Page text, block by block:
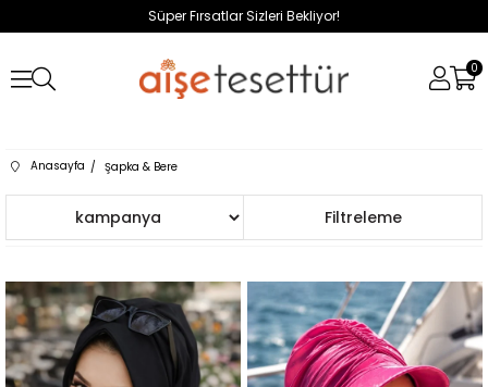
Süper Fırsatlar Sizleri Bekliyor!
0
Anasayfa Şapka & Bere
Filtreleme
Sıralama